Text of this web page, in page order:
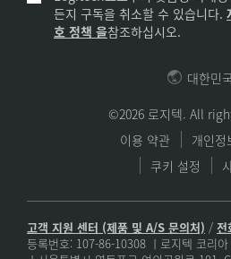
든지 구독을 취소할 수 있습니다.
호 정책 을참조하십시오.
©2026 로지텍. All
이용 약관
개인정
쿠키 설정
대한민
고객 지원 센터 (제품 및 A/S 문의처) / 전
등록번호: 107-86-10308 ㅣ로지텍 코리